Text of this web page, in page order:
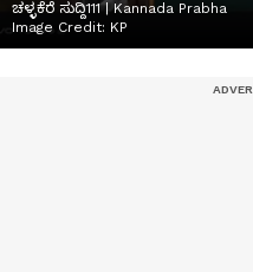
ಚಳ್ಳಕೆರೆ ಸುದ್ದಿ111 | Kannada Prabha
Image Credit: KP